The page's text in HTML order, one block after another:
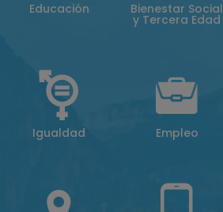
Educación Bienestar Social
y Tercera Edad
Igualdad Empleo